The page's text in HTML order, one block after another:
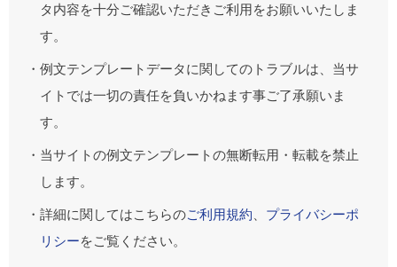
タ内容を十分ご確認いただきご利用をお願いいたしま
す。
・例文テンプレートデータに関してのトラブルは、当サ
イトでは一切の責任を負いかねます事ご了承願いま
す。
・当サイトの例文テンプレートの無断転用・転載を禁止
します。
・詳細に関してはこちらのご利用規約
プライバシーポ
リシーをご覧ください。